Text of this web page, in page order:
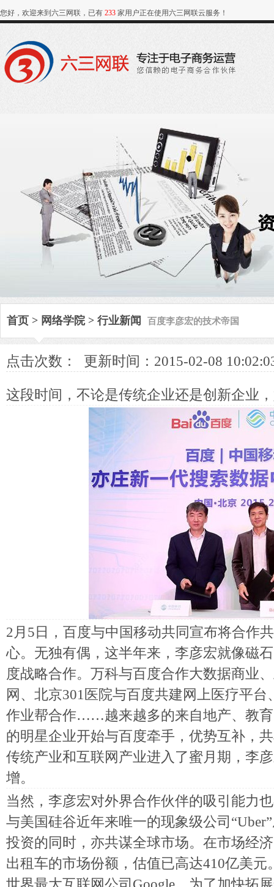
您好，欢迎来到六三网联，已有 233 家用户正在使用六三网联云服务！
首页 > 网络学院> 行业新闻 百度李彦宏的技术帝国
点击次数： 更新时间：2015-02-08
这段时间，不论是传统企业还是创新企业
2月5日，百度与中国移动共同宣布将合作
心。无独有偶，这半年来，李彦宏就像磁
度战略合作。万科与百度合作大数据商业
网、北京301医院与百度共建网上医疗平
作业帮合作……越来越多的来自地产、教
的明星企业开始与百度牵手，优势互补，
传统产业和互联网产业进入了蜜月期，李
增。
当然，李彦宏对外界合作伙伴的吸引能力
与美国硅谷近年来唯一的现象级公司
投资的同时，亦共谋全球市场。在市场经
出租车的市场份额，估值已高达410亿美